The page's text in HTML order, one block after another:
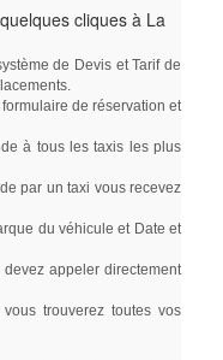
cliques à La
de Devis et Tarif de
de réservation et
à tous les taxis les plus
par un taxi vous recevez
du véhicule et Date et
appeler directement
trouverez toutes vos